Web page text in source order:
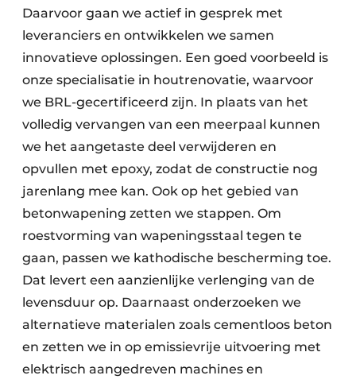
Daarvoor gaan we actief in gesprek met
leveranciers en ontwikkelen we samen
innovatieve oplossingen. Een goed voorbeeld is
onze specialisatie in houtrenovatie, waarvoor
we BRL-gecertificeerd zijn. In plaats van het
volledig vervangen van een meerpaal kunnen
we het aangetaste deel verwijderen en
opvullen met epoxy, zodat de constructie nog
jarenlang mee kan. Ook op het gebied van
betonwapening zetten we stappen. Om
roestvorming van wapeningsstaal tegen te
gaan, passen we kathodische bescherming toe.
Dat levert een aanzienlijke verlenging van de
levensduur op. Daarnaast onderzoeken we
alternatieve materialen zoals cementloos beton
en zetten we in op emissievrije uitvoering met
elektrisch aangedreven machines en